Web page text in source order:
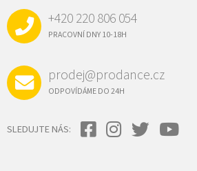
+420 220 806 054
PRACOVNÍ DNY 10-18H
prodej@prodance.cz
ODPOVÍDÁME DO 24H
SLEDUJTE NÁS: